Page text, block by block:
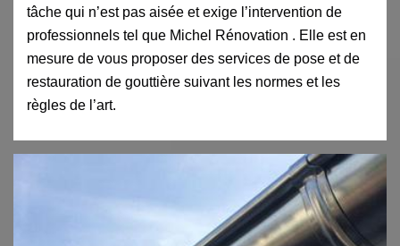
tâche qui n’est pas aisée et exige l’intervention de
professionnels tel que Michel Rénovation . Elle est en
mesure de vous proposer des services de pose et de
restauration de gouttière suivant les normes et les
règles de l’art.